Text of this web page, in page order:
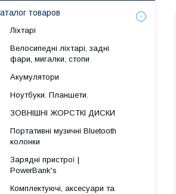
товаров
Ліхтарі
Велосипедні ліхтарі, задні
фари, мигалки, стопи
Акумулятори
Ноутбуки. Планшети.
ЗОВНІШНІ ЖОРСТКІ ДИСКИ
Портативні музичні Bluetooth
колонки
Зарядні пристрої |
PowerBank's
Комплектуючі, аксесуари та